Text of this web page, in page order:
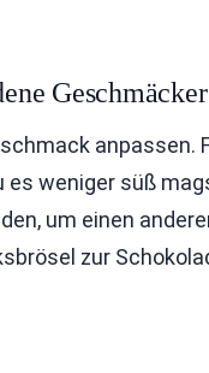
Geschmäcker
anpassen.
weniger süß
um einen
zur